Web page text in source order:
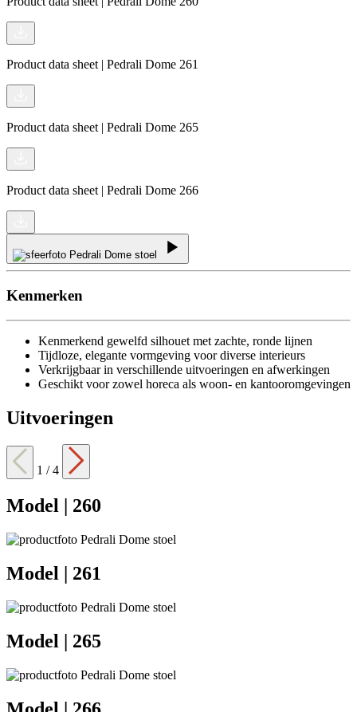
Product data sheet | Pedrali Dome 261
Product data sheet | Pedrali Dome 265
Product data sheet | Pedrali Dome 266
Kenmerken
Kenmerkend gewelfd silhouet met zachte, ronde lijnen
Tijdloze, elegante vormgeving voor diverse interieurs
Verkrijgbaar in verschillende uitvoeringen en afwerkingen
Geschikt voor zowel horeca als woon- en kantooromgevingen
Uitvoeringen
1 / 4
Model | 260
Model | 261
Model | 265